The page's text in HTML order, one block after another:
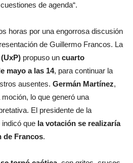
de agenda“.
horas por una engorrosa discusión
de Guillermo Francos. La
propuso un cuarto
mayo a las 14, para continuar la
ausentes. Germán Martínez,
lo que generó una
El presidente de la
indicó que la votación se realizaría
de Francos.